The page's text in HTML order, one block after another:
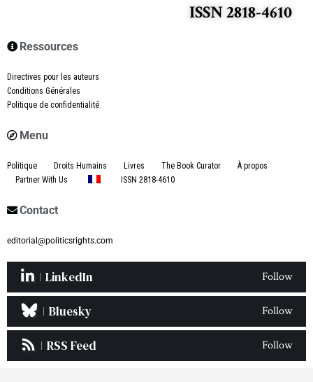
ISSN 2818-4610
Ressources
Directives pour les auteurs
Conditions Générales
Politique de confidentialité
Menu
Politique Droits Humains Livres The Book Curator
À propos
Partner With Us
ISSN 2818-4610
Contact
editorial@politicsrights.com
LinkedIn Follow
Bluesky Follow
RSS Feed Follow